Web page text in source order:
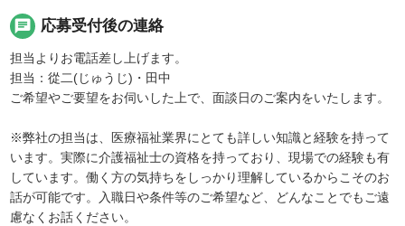
chat 応募受付後の連絡
担当よりお電話差し上げます。
担当：從二(じゅうじ)・田中
ご希望やご要望をお伺いした上で、面談日のご案内をいたします。
※弊社の担当は、医療福祉業界にとても詳しい知識と経験を持って
います。実際に介護福祉士の資格を持っており、現場での経験も有
しています。働く方の気持ちをしっかり理解しているからこそのお
話が可能です。入職日や条件等のご希望など、どんなことでもご遠
慮なくお話ください。